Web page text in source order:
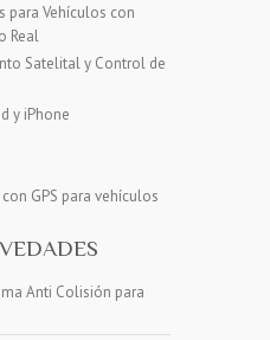
para Vehículos con
Real
Satelital y Control de
y iPhone
GPS para vehículos
Anti Colisión para